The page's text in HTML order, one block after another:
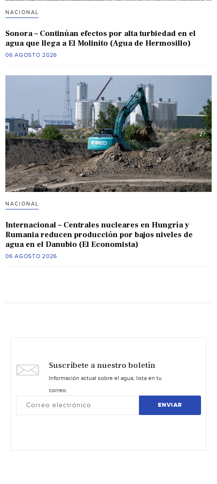
NACIONAL
Sonora – Continúan efectos por alta turbiedad en el
agua que llega a El Molinito (Agua de Hermosillo)
06 AGOSTO 2026
NACIONAL
Internacional – Centrales nucleares en Hungría y
Rumania reducen producción por bajos niveles de
agua en el Danubio (El Economista)
06 AGOSTO 2026
Suscríbete a nuestro boletín
Información actual sobre el agua, lista en tu
correo.
ENVIAR